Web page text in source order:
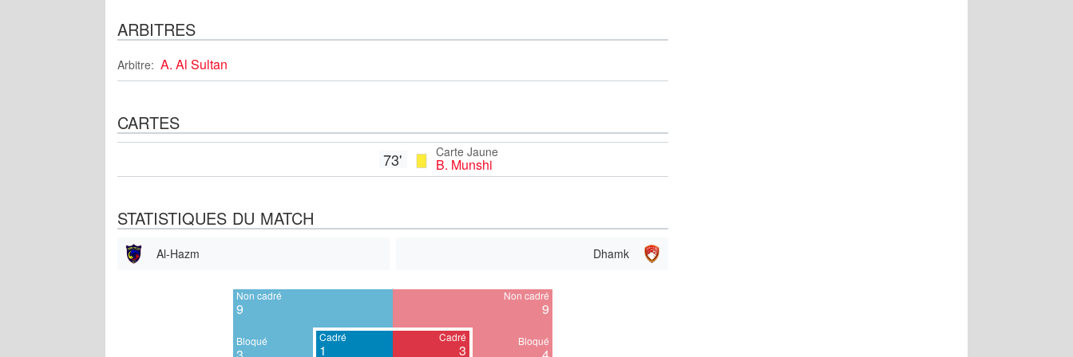
ARBITRES
Arbitre: A. Al Sultan
CARTES
73' Carte Jaune
B. Munshi
STATISTIQUES DU MATCH
Al-Hazm Dhamk
Non cadré
9
Bloqué Cadré
1
Cadré
3
Non cadré
9
Bloqué